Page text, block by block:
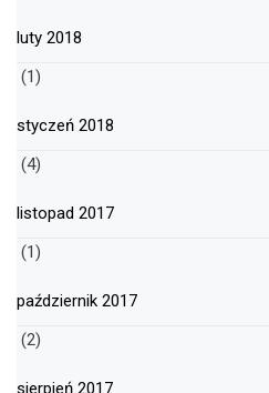
luty 2018
(1)
styczeń 2018
(4)
listopad 2017
(1)
październik 2017
(2)
sierpień 2017